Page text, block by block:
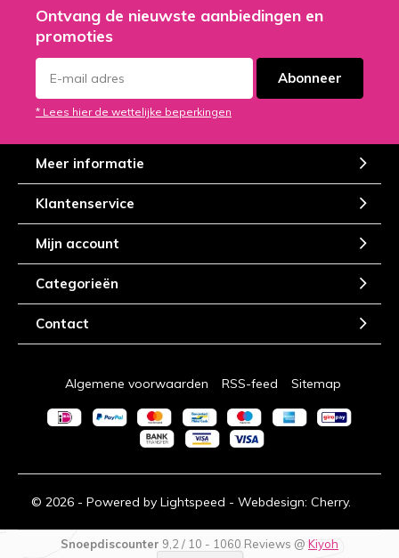
Ontvang de nieuwste aanbiedingen en
promoties
Abonneer
* Lees hier de wettelijke beperkingen
Meer informatie
Klantenservice
Mijn account
Categorieën
Contact
© 2026 - Powered by Lightspeed - Webdesign: Cherry.
Algemene voorwaarden RSS-feed Sitemap
Snoepdiscounter 9,2 / 10 - 1060 Reviews @ Kiyoh